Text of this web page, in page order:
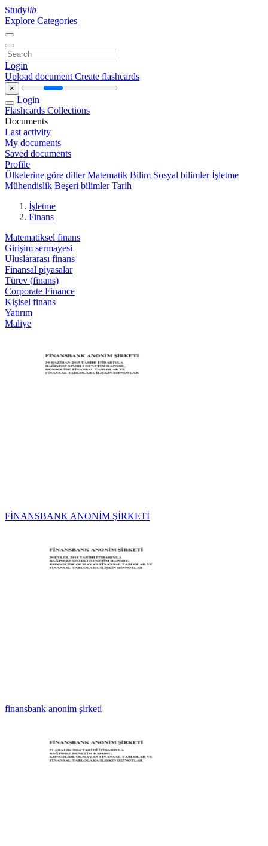
Studylib
Explore Categories
Login
Upload document Create flashcards
×
Login
Flashcards Collections
Documents
Last activity
My documents
Saved documents
Profile
Ülkelerine göre diller Matematik Bilim Sosyal bilimler İşletme
Mühendislik Beşeri bilimler Tarih
İşletme
Finans
Matematiksel finans
Girişim sermayesi
Uluslararası finans
Finansal piyasalar
Türev (finans)
Corporate Finance
Kişisel finans
Yatırım
Maliye
FİNANSBANK ANONİM ŞİRKETİ
finansbank anonim şirketi